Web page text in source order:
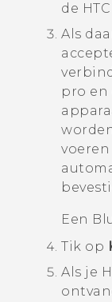
de
Als
pro en
Een
Tik op
Als je